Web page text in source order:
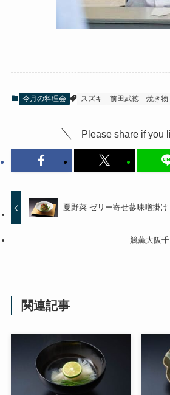
今月の料理会 スズキ 前田武徳 焼き物
Please share if you
夏野菜 ゼリー寄せ蓼味噌掛け
競薫大阪
関連記事